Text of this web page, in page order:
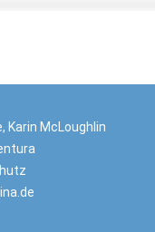
Karin McLoughlin